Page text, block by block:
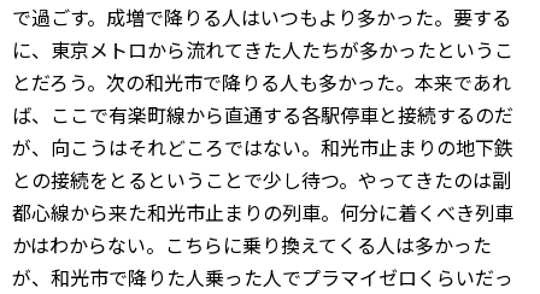
で過ごす。成増で降りる人はいつもより多かった。要する
に、東京メトロから流れてきた人たちが多かったというこ
とだろう。次の和光市で降りる人も多かった。本来であれ
ば、ここで有楽町線から直通する各駅停車と接続するのだ
が、向こうはそれどころではない。和光市止まりの地下鉄
との接続をとるということで少し待つ。やってきたのは副
都心線から来た和光市止まりの列車。何分に着くべき列車
かはわからない。こちらに乗り換えてくる人は多かった
が、和光市で降りた人乗った人でプラマイゼロくらいだっ